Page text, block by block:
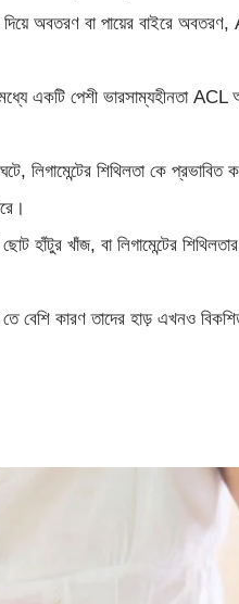
অবতরণ বা পায়ের বাইরে
একটি পেশী ভারসাম্যহীনতা
লিগামেন্টের শিথিলতা কে প্রভাবিত
হাঁটুর খাঁজ, বা লিগামেন্টের
কারণ তাদের হাড় এখনও